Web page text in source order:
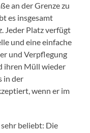
an der Grenze zu
es insgesamt
Jeder Platz verfügt
und eine einfache
und Verpflegung
ihren Müll wieder
in der
wenn er im
beliebt: Die